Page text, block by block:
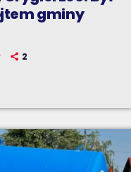
gminy
2